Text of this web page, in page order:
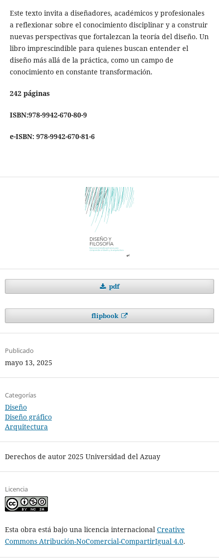
Este texto invita a diseñadores, académicos y profesionales
a reflexionar sobre el conocimiento disciplinar y a construir
nuevas perspectivas que fortalezcan la teoría del diseño. Un
libro imprescindible para quienes buscan entender el
diseño más allá de la práctica, como un campo de
conocimiento en constante transformación.
242 páginas
ISBN:978-9942-670-80-9
e-ISBN: 978-9942-670-81-6
pdf
flipbook
Publicado
mayo 13, 2025
Categorías
Diseño
Diseño gráfico
Arquitectura
Derechos de autor 2025 Universidad del Azuay
Licencia
Esta obra está bajo una licencia internacional Creative
Commons Atribución-NoComercial-CompartirIgual 4.0.